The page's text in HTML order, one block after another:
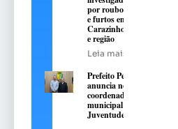
por roubos
e furtos em
Carazinho
e região
Leia mais
Prefeito Pedro
anuncia novo
coordenador
municipal da
Juventude